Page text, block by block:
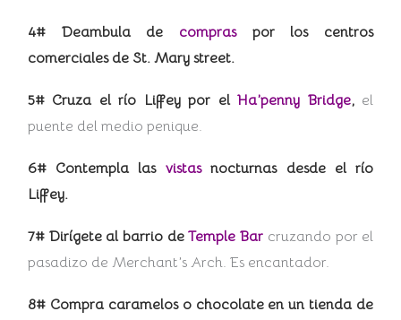
4# Deambula de compraspor los centros
comerciales de St. Mary street.
5# Cruza el río Liffey por elHa’penny Bridge, el
puente del medio penique.
6# Contempla las vistasnocturnas desde el río
Liffey.
7# Dirígete al barrio deTemple Bar cruzando por el
pasadizo de Merchant’s Arch. Es encantador.
8# Compra caramelos o chocolate en un tienda de